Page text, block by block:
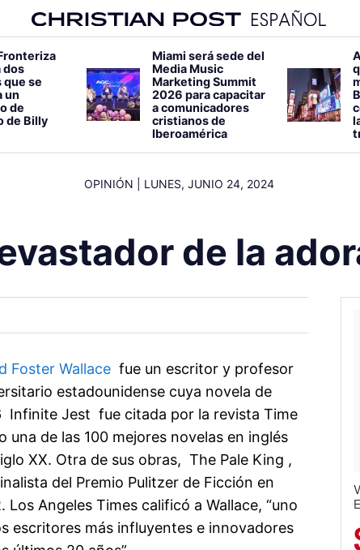
dos
que se
un
de
de Billy
Miami será sede del
Media Music
Marketing Summit
2026 para capacitar
a comunicadores
cristianos de
Iberoamérica
OPINIÓN LUNES, JUNIO 24, 2024
de la
Foster Wallace fue un escritor y profesor
estadounidense cuya novela de
Infinite Jest fue citada por la revista Time
una de las 100 mejores novelas en inglés
XX. Otra de sus obras, The Pale King ,
del Premio Pulitzer de Ficción en
Los Angeles Times calificó a Wallace, “uno
escritores más influyentes e innovadores